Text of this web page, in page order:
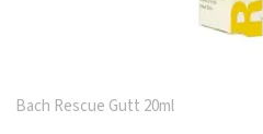
Bach Rescue Gutt 20ml